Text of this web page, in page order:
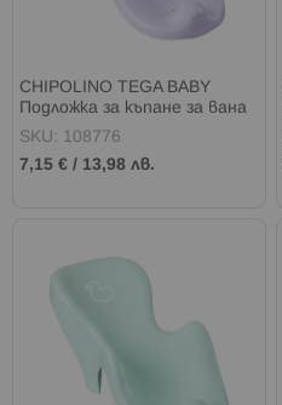
CHIPOLINO TEGA BABY
Подложка за къпане за вана
ПАТЕ ЛИЛАВО
SKU: 108776
7,15 € / 13,98 лв.